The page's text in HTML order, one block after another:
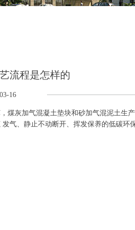
流程是怎样的
16
灰加气混凝土垫块和砂加气混泥土生
气、静止不动断开、挥发保养的低碳环